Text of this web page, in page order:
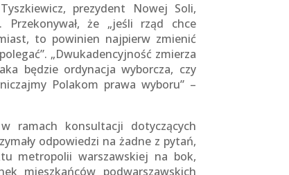
prezydent Nowej Soli,
że „jeśli rząd chce
to powinien najpierw zmienić
„Dwukadencyjność zmierza
będzie ordynacja wyborcza, czy
Polakom prawa wyboru” –
ramach konsultacji dotyczących
odpowiedzi na żadne z pytań,
metropolii warszawskiej na bok,
mieszkańców podwarszawskich